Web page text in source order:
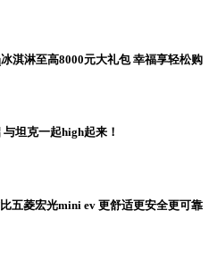
淇淋至高8000元大礼包 幸福享轻松购
坦克一起high起来！
五菱宏光mini ev 更舒适更安全更可靠